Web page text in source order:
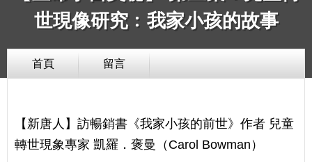
世現像研究﹕我家小孩的故事
首頁 留言
【新唐人】訪暢銷書《我家小孩的前世》作者 兒童
轉世現象專家 凱羅．褒曼（Carol Bowman）